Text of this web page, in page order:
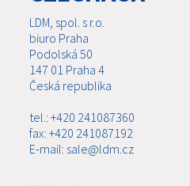
LDM, spol. s r.o.
biuro Praha
Podolská 50
147 01 Praha 4
Česká republika
tel.: +420 241087360
fax: +420 241087192
E-mail: sale@ldm.cz